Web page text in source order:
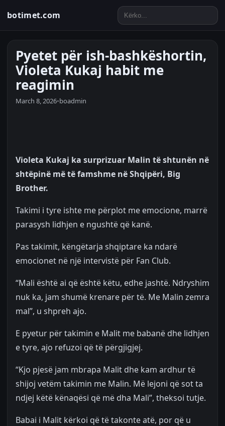
botimet.com
Pyetet për ish-bashkëshortin,
Violeta Kukaj habit me
reagimin
March 8, 2026•boadmin
Violeta Kukaj ka surprizuar Malin të shtunën në
shtëpinë më të famshme në Shqipëri, Big
Brother.
Takimi i tyre ishte me përplot me emocione, marrë
parasysh lidhjen e ngushtë që kanë.
Pas takimit, këngëtarja shqiptare ka ndarë
emocionet në një intervistë për Fan Club.
“Mali është ai që është këtu, edhe jashtë. Ndryshim
nuk ka, jam shumë krenare për të. Me Malin zemra
mal”, u shpreh ajo.
E pyetur për takimin e Malit me babanë dhe lidhjen
e tyre, ajo refuzoi që të përgjigjej.
“Kjo pjesë jam mbrapa Malit dhe kam ardhur të
shijoj vetëm takimin me Malin. Më lejoni që sot ta
ndjej këtë kënaqësi që më dha Mali”, theksoi tutje.
Babai i Malit kërkoi që të takonte atë, por që u